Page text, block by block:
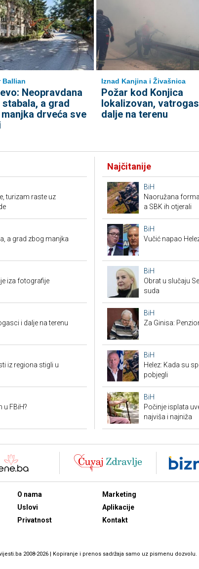
Ballian
Neopravdana
stabala, a grad
drveća sve
Iznad Kanjina i Živašnica
Požar kod Konjica
lokalizovan,
dalje na terenu
turizam raste uz
a grad zbog manjka
iza fotografije
i dalje na terenu
iz regiona stigli u
u FBiH?
Najčitanije
BiH
Naoružana
a SBK ih otjerali
BiH
Vučić napao
BiH
Obrat u slučaju
suda
BiH
Za Ginisa:
BiH
Helez: Kada su
pobjegli
BiH
Počinje isplata
najviša i najniža
O nama
Uslovi
Privatnost
Marketing
Aplikacije
Kontakt
2008-2026 | Kopiranje i prenos sadržaja samo uz pismenu dozvolu.